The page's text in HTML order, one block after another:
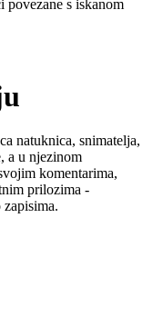
s iskanom
natuknica, snimatelja,
a u njezinom
komentarima,
prilozima -